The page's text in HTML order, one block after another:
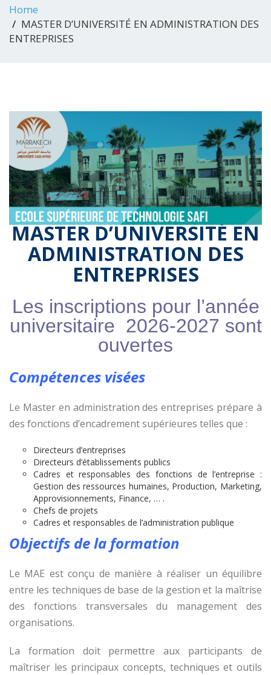
Home
MASTER D’UNIVERSITÉ EN ADMINISTRATION DES
ENTREPRISES
MASTER D’UNIVERSITÉ EN
ADMINISTRATION DES
ENTREPRISES
Les inscriptions pour l’année
universitaire 2026-2027 sont
ouvertes
Compétences visées
Le Master en administration des entreprises prépare à
des fonctions d’encadrement supérieures telles que :
Directeurs d’entreprises
Directeurs d’établissements publics
Cadres et responsables des fonctions de l’entreprise :
Gestion des ressources humaines, Production, Marketing,
Approvisionnements, Finance, … .
Chefs de projets
Cadres et responsables de l’administration publique
Objectifs de la formation
Le MAE est conçu de manière à réaliser un équilibre
entre les techniques de base de la gestion et la maîtrise
des fonctions transversales du management des
organisations.
La formation doit permettre aux participants de
maîtriser les principaux concepts, techniques et outils